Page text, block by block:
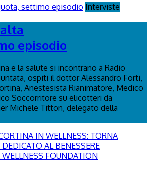
Interviste
episodio
e la salute si incontrano a Radio
ospiti il dottor Alessandro Forti,
Anestesista Rianimatore, Medico
Soccorritore su elicotteri da
Michele Titton, delegato della